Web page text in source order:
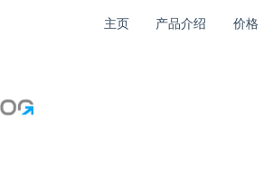
主页 产品介绍 价格